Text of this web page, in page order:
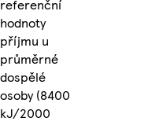
referenční
hodnoty
příjmu u
průměrné
dospělé
osoby (8400
kJ/2000